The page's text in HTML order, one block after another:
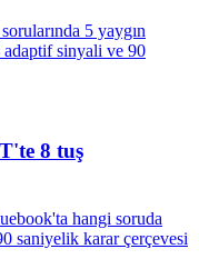
5 yaygın
adaptif sinyali ve 90
8 tuş
hangi soruda
saniyelik karar çerçevesi